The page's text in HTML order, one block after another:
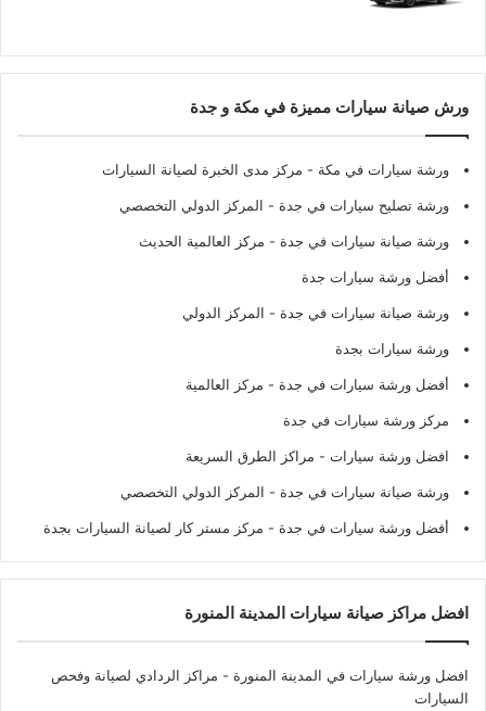
ورش صيانة سيارات مميزة في مكة و جدة
ورشة سيارات في مكة - مركز مدى الخبرة لصيانة السيارات
ورشة تصليح سيارات في جدة - المركز الدولي التخصصي
ورشة صيانة سيارات في جدة - مركز العالمية الحديث
أفضل ورشة سيارات جدة
ورشة صيانة سيارات في جدة - المركز الدولي
ورشة سيارات بجدة
أفضل ورشة سيارات في جدة - مركز العالمية
مركز ورشة سيارات في جدة
افضل ورشة سيارات - مراكز الطرق السريعة
ورشة صيانة سيارات في جدة - المركز الدولي التخصصي
أفضل ورشة سيارات في جدة - مركز مستر كار لصيانة السيارات بجدة
افضل مراكز صيانة سيارات المدينة المنورة
افضل ورشة سيارات في المدينة المنورة - مراكز الردادي لصيانة وفحص
السيارات